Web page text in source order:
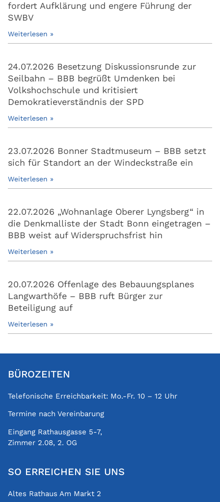
fordert Aufklärung und engere Führung der
SWBV
Weiterlesen »
24.07.2026 Besetzung Diskussionsrunde zur
Seilbahn – BBB begrüßt Umdenken bei
Volkshochschule und kritisiert
Demokratieverständnis der SPD
Weiterlesen »
23.07.2026 Bonner Stadtmuseum – BBB setzt
sich für Standort an der Windeckstraße ein
Weiterlesen »
22.07.2026 „Wohnanlage Oberer Lyngsberg“ in
die Denkmalliste der Stadt Bonn eingetragen –
BBB weist auf Widerspruchsfrist hin
Weiterlesen »
20.07.2026 Offenlage des Bebauungsplanes
Langwarthöfe – BBB ruft Bürger zur
Beteiligung auf
Weiterlesen »
BÜROZEITEN
Telefonische Erreichbarkeit: Mo.-Fr. 10 – 12 Uhr
Termine nach Vereinbarung
Eingang Rathausgasse 5-7,
Zimmer 2.08, 2. OG
SO ERREICHEN SIE UNS
Altes Rathaus Am Markt 2